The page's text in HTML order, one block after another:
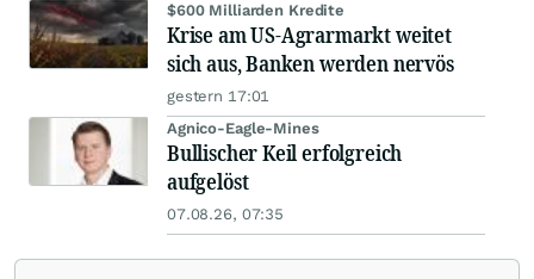
$600 Milliarden Kredite
Krise am US-Agrarmarkt weitet
sich aus, Banken werden nervös
gestern 17:01
Agnico-Eagle-Mines
Bullischer Keil erfolgreich
aufgelöst
07.08.26, 07:35